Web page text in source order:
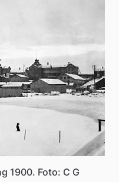
1900. Foto: C G